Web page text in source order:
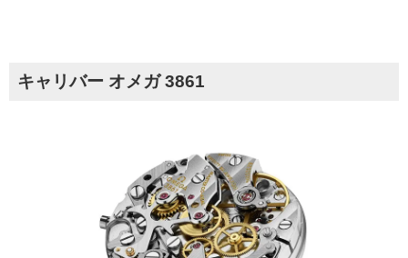
キャリバー オメガ 3861